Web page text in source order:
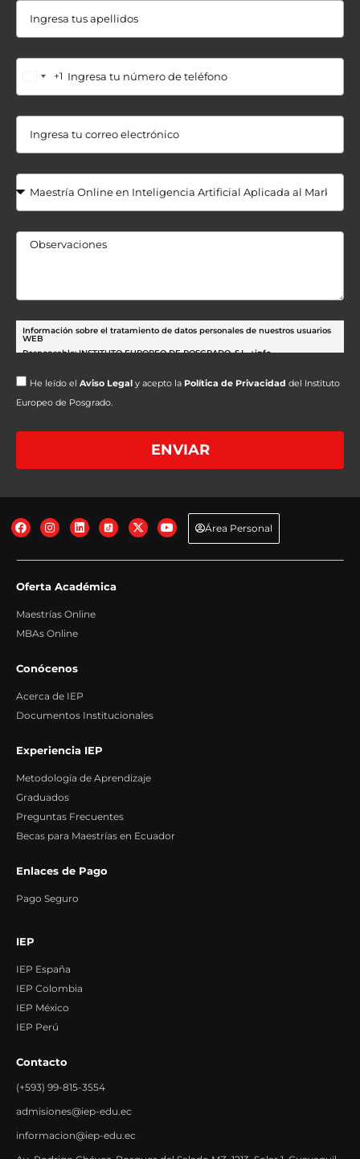
+1
Información sobre el tratamiento de datos personales de nuestros usuarios
WEB
Responsable: INSTITUTO EUROPEO DE POSGRADO, S.L.+info
Gestión de las peticiones realizadas a través de nuestros formularios.
+info
interesado.+info
Destinatarios: No se comunican los datos salvo por obligación legal.
tal y como explicamos en la información adicional.+info
sobre Protección de Datos en nuestra página web:+info
He leído el Aviso Legal y acepto la Política de Privacidad del Instituto
Europeo de Posgrado.
ENVIAR
Área Personal
Oferta Académica
Maestrías Online
MBAs Online
Conócenos
Acerca de IEP
Documentos Institucionales
Experiencia IEP
Metodología de Aprendizaje
Graduados
Preguntas Frecuentes
Becas para Maestrías en Ecuador
Enlaces de Pago
Pago Seguro
IEP
IEP España
IEP Colombia
IEP México
IEP Perú
Contacto
(+593) 99-815-3554
admisiones@iep-edu.ec
informacion@iep-edu.ec